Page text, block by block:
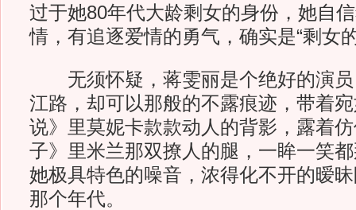
过于她80年代大龄剩女的身份，她自
情，有追逐爱情的勇气，确实是“剩女
无须怀疑，蒋雯丽是个绝好的演员
江路，却可以那般的不露痕迹，带着
说》里莫妮卡款款动人的背影，露着
子》里米兰那双撩人的腿，一眸一笑
她极具特色的噪音，浓得化不开的暧
那个年代。